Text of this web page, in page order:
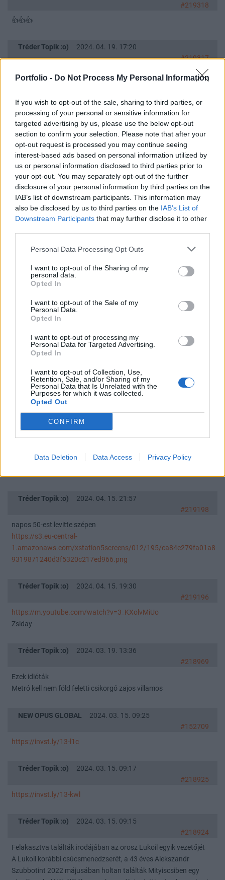
Portfolio - Do Not Process My Personal Information
If you wish to opt-out of the sale, sharing to third parties, or
processing of your personal or sensitive information for
targeted advertising by us, please use the below opt-out
section to confirm your selection. Please note that after your
opt-out request is processed you may continue seeing
interest-based ads based on personal information utilized by
us or personal information disclosed to third parties prior to
your opt-out. You may separately opt-out of the further
disclosure of your personal information by third parties on the
IAB’s list of downstream participants. This information may
also be disclosed by us to third parties on the IAB’s List of
Downstream Participants that may further disclose it to other
Personal Data Processing Opt Outs
I want to opt-out of the Sharing of my
personal data.
Opted In
I want to opt-out of the Sale of my
Personal Data.
Opted In
I want to opt-out of processing my
Personal Data for Targeted Advertising.
Opted In
I want to opt-out of Collection, Use,
Retention, Sale, and/or Sharing of my
Personal Data that Is Unrelated with the
Purposes for which it was collected.
Opted Out
CONFIRM
Data Deletion Data Access Privacy Policy
#219318
👍👍👍
Tréder Topik :o)
2024. 04. 19. 17:20
#219317
👍👍👍
Tréder Topik :o)
2024. 04. 19. 17:09
#219315
Lilafüred? :)
Tréder Topik :o)
2024. 04. 19. 16:54
#219313
dax napos
https://invst.ly/14gqsi
Tréder Topik :o)
2024. 04. 19. 16:53
Tréder Topik :o)
2024. 04. 19. 15:23
Tréder Topik :o)
#219268
Már eldőlt: 33 milliárdért Mészáros Lőrinc építheti a bérlakások
négyzetméter
Tréder Topik :o)
https://podcasts.google.com/feed/aHR0cHM6Ly9tZWRpYS5yc3
MuY29tL3BhcnRpemFuLXBvZGNhc3QvZmVlZC54bWw/episode/
Tréder Topik :o)
2024. 04. 15. 21:57
#219198
napos 50-est levitte szépen
https://s3.eu-central-
1.amazonaws.com/xstation5screens/012/195/ca84e279fa01a8
9319871240d3f5320c217ed966.png
Tréder Topik :o)
2024. 04. 15. 19:30
#219196
https://m.youtube.com/watch?v=3_KXolvMiUo
Zsiday
Tréder Topik :o)
2024. 03. 19. 13:36
#218969
Ezek idióták
Metró kell nem föld feletti csikorgó zajos villamos
NEW OPUS GLOBAL
2024. 03. 15. 09:25
#152709
https://invst.ly/13-l1c
Tréder Topik :o)
2024. 03. 15. 09:17
#218925
https://invst.ly/13-kwl
Tréder Topik :o)
2024. 03. 15. 09:15
#218924
Felakasztva találták irodájában az orosz Lukoil egyik vezetőjét
A Lukoil korábbi csúcsmenedzserét, a 43 éves Alekszandr
Szubbotint 2022 májusában holtan találták Mityiscsiben egy